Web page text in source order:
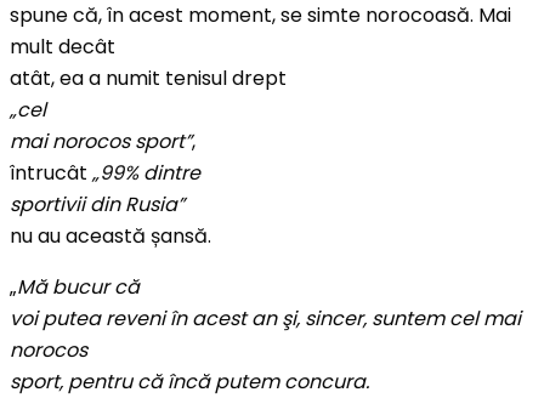
spune că, în acest moment, se simte norocoasă. Mai
mult decât
atât, ea a numit tenisul drept
„cel
mai norocos sport”,
întrucât „99% dintre
sportivii din Rusia”
nu au această șansă.
„Mă bucur că
voi putea reveni în acest an şi, sincer, suntem cel mai
norocos
sport, pentru că încă putem concura.